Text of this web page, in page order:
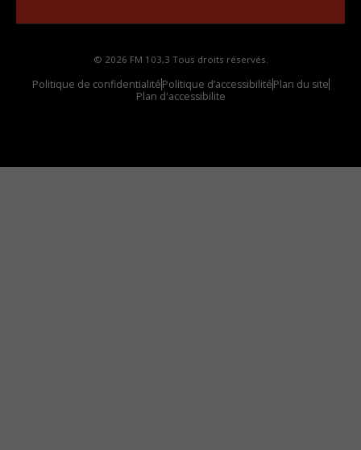
© 2026 FM 103,3 Tous droits réservés.
Politique de confidentialitéPolitique d’accessibilitéPlan du site
Plan d'accessibilite